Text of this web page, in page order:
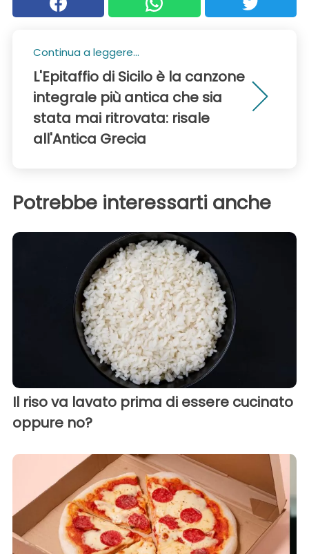
Continua a leggere...
L'Epitaffio di Sicilo è la canzone
integrale più antica che sia
stata mai ritrovata: risale
all'Antica Grecia
Potrebbe interessarti anche
Il riso va lavato prima di essere cucinato
oppure no?